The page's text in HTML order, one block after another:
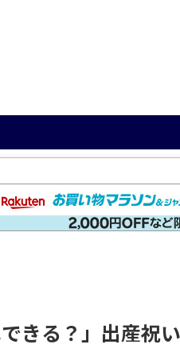
【PR
できる？」出産祝